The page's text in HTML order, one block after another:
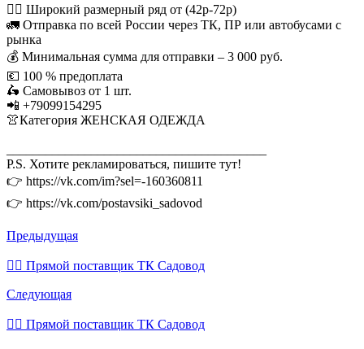
👌🏻 Широкий размерный ряд от (42р-72р)
🚛 Отправка по всей России через ТК, ПР или автобусами с
рынка
💰 Минимальная сумма для отправки – 3 000 руб.
💶 100 % предоплата
🛵 Самовывоз от 1 шт.
📲 +79099154295
👚Категория ЖЕНСКАЯ ОДЕЖДА
P.S. Хотите рекламироваться, пишите тут!
👉 https://vk.com/im?sel=-160360811
👉 https://vk.com/postavsiki_sadovod
Предыдущая
💁‍♂ Прямой поставщик ТК Садовод
Следующая
💁‍♂ Прямой поставщик ТК Садовод